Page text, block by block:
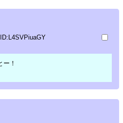
ID:L4SVPiuaGY
ー！